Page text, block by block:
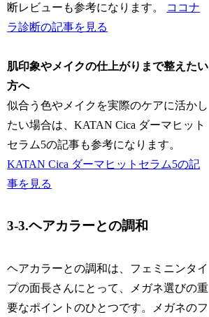
断レビューも参考になります。
ココナ
ラ診断の記事を見る
肌印象やメイクの仕上がりまで整えたい
方へ
似合う色やメイクを実際のケアに活かし
たい場合は、KATAN Cica ダーマヒット
セラム5の記事も参考になります。
KATAN Cica ダーマヒットセラム5の記
事を見る
3-3.ヘアカラーとの調和
ヘアカラーとの調和は、フェミニンタイ
プの面長さんにとって、メガネ選びの重
要なポイントのひとつです。メガネのフ